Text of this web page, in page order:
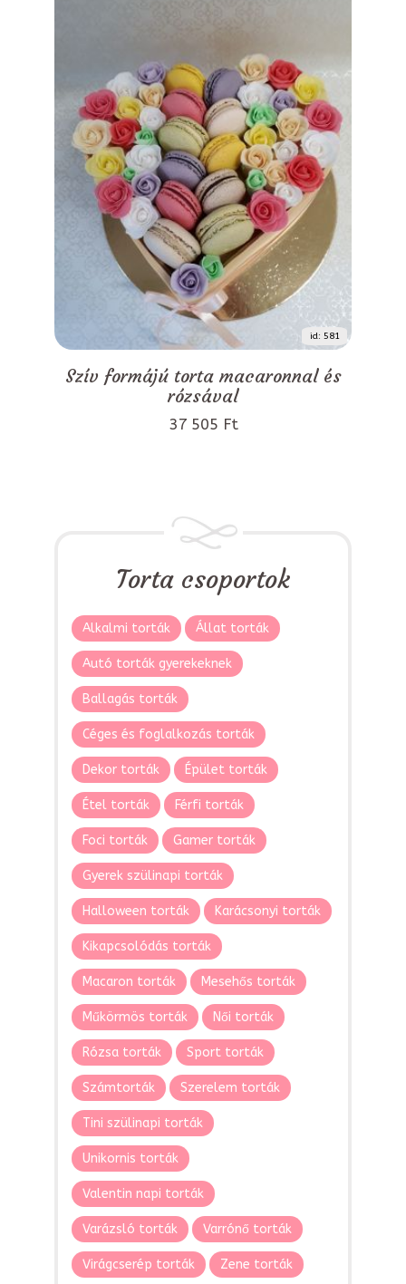
id: 581
Szív formájú torta macaronnal és
rózsával
37 505 Ft
Torta csoportok
Alkalmi torták Állat torták
Autó torták gyerekeknek
Ballagás torták
Céges és foglalkozás torták
Dekor torták Épület torták
Étel torták Férfi torták
Foci torták Gamer torták
Gyerek szülinapi torták
Halloween torták Karácsonyi torták
Kikapcsolódás torták
Macaron torták Mesehős torták
Műkörmös torták Női torták
Rózsa torták Sport torták
Számtorták Szerelem torták
Tini szülinapi torták
Unikornis torták
Valentin napi torták
Varázsló torták Varrónő torták
Virágcserép torták Zene torták